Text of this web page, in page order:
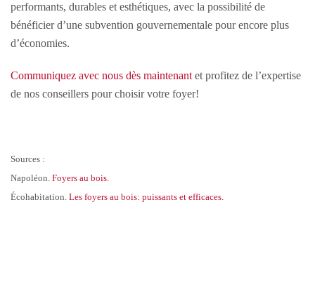
performants, durables et esthétiques, avec la possibilité de
bénéficier d’une subvention gouvernementale pour encore plus
d’économies.
Communiquez avec nous dès maintenant et profitez de l’expertise
de nos conseillers pour choisir votre foyer!
Sources :
Napoléon. Foyers au bois.
Écohabitation. Les foyers au bois: puissants et efficaces.